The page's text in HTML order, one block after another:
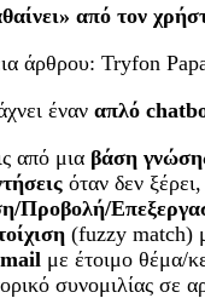
από τον
άρθρου: Tryfon
έναν απλό
από μια βάση
όταν δεν ξέρει,
Προβολή/
(fuzzy match)
με έτοιμο θέμα/
συνομιλίας σε